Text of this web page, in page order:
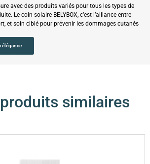
avec des produits variés pour tous les types de
Le coin solaire BELYBOX, c’est l’alliance entre
et soin ciblé pour prévenir les dommages cutanés
élégance
similaires